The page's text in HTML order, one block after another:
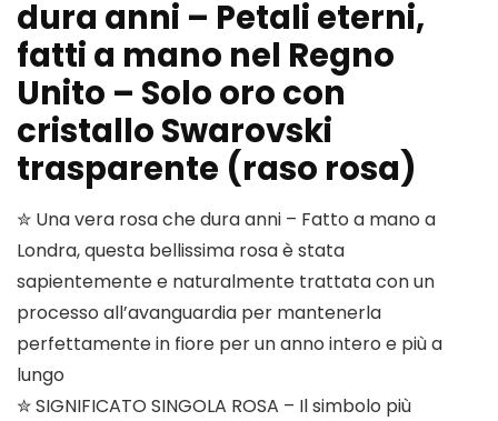
dura anni – Petali eterni,
fatti a mano nel Regno
Unito – Solo oro con
cristallo Swarovski
trasparente (raso rosa)
✮ Una vera rosa che dura anni – Fatto a mano a
Londra, questa bellissima rosa è stata
sapientemente e naturalmente trattata con un
processo all’avanguardia per mantenerla
perfettamente in fiore per un anno intero e più a
lungo
✮ SIGNIFICATO SINGOLA ROSA – Il simbolo più